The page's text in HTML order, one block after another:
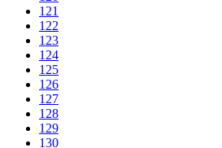
121
122
123
124
125
126
127
128
129
130